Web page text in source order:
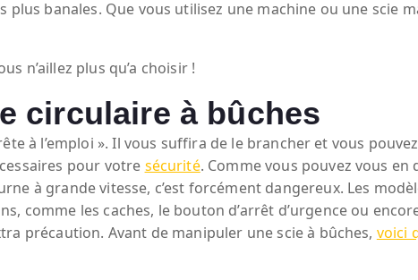
plus banales. Que vous utilisez une machine ou une scie
n’aillez plus qu’a choisir !
circulaire à bûches
à l’emploi ». Il vous suffira de le brancher et vous
pour votre sécurité. Comme vous pouvez vous
à grande vitesse, c’est forcément dangereux. Les
comme les caches, le bouton d’arrêt d’urgence ou
précaution. Avant de manipuler une scie à bûches, voici